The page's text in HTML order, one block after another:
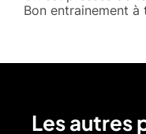
Bon entrainement à
Les autres